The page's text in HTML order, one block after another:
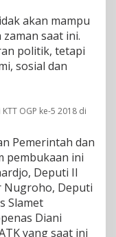
akan mampu
saat ini.
politik, tetapi
sosial dan
OGP ke-5 2018 di
Pemerintah dan
pembukaan ini
Deputi II
Nugroho, Deputi
Slamet
Diani
yang saat ini